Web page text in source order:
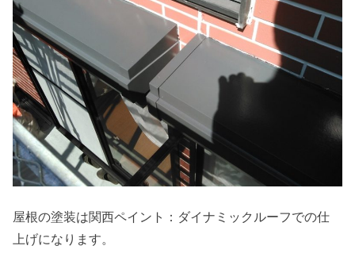
屋根の塗装は関西ペイント：ダイナミックルーフでの仕
上げになります。